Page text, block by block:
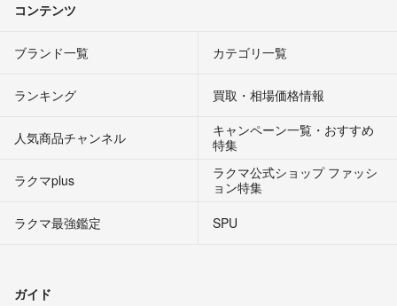
コンテンツ
ブランド一覧 カテゴリ一覧
ランキング 買取・相場価格情報
人気商品チャンネル
キャンペーン一覧・おすすめ
特集
ラクマplus
ラクマ公式ショップ ファッシ
ョン特集
ラクマ最強鑑定
SPU
ガイド